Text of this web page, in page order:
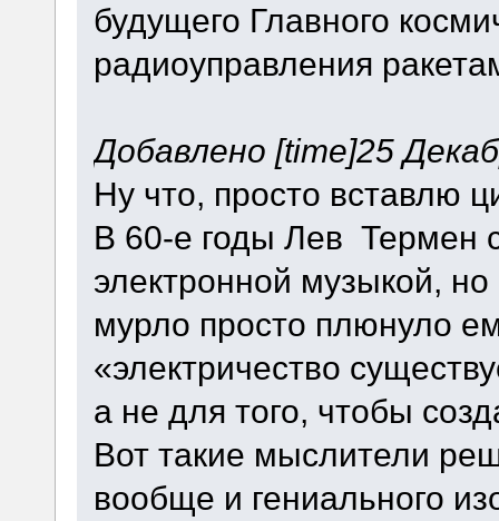
будущего Главного
радиоуправления
Добавлено [time]25
Ну что, просто вставлю
В 60-е годы Лев Термен
электронной музыкой,
мурло просто плюнуло
«электричество
а не для того, чтобы
Вот такие мыслители
вообще и гениального